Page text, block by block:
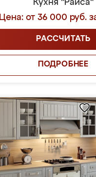
Кухня "Раиса"
Цена: от 36 000 руб.
РАССЧИТАТЬ
ПОДРОБНЕЕ